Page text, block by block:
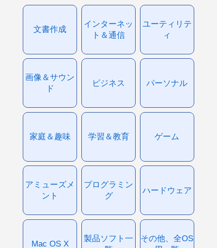
文書作成
インターネッ
ト＆通信
ユーティリテ
ィ
画像＆サウン
ド
ビジネス パーソナル
家庭＆趣味 学習＆教育 ゲーム
アミューズメ
ント
プログラミン
グ
ハードウェア
Mac OS X
製品ソフト一
その他、全OS